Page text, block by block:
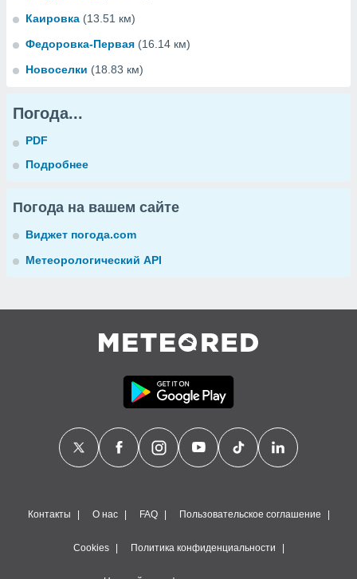
Каировка (13.51 км)
Федоровка-Первая (16.14 км)
Новоселки (18.83 км)
Погода...
PDF
Подробнее
Погода на вашем сайте
Виджет погода.com
Метеорологический API
Контакты О нас FAQ Пользовательское соглашение
Cookies Политика конфиденциальности